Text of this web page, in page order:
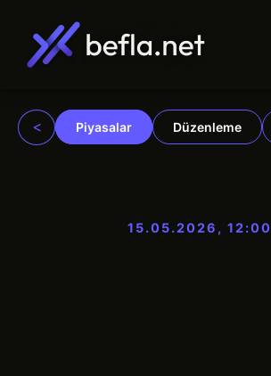
< Piyasalar Düzenleme
15.05.2026, 12:00